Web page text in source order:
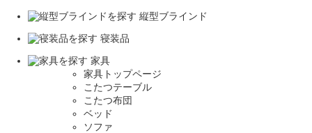
縦型ブラインド
寝装品
家具
家具トップページ
こたつテーブル
こたつ布団
ベッド
ソファ